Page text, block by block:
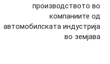
производството во
компаниите од
автомобилската индустрија
во земјава